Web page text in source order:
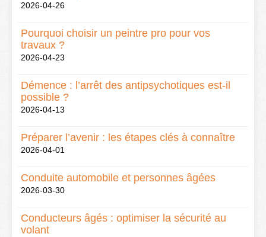
2026-04-26
Pourquoi choisir un peintre pro pour vos
travaux ?
2026-04-23
Démence : l’arrêt des antipsychotiques est-il
possible ?
2026-04-13
Préparer l’avenir : les étapes clés à connaître
2026-04-01
Conduite automobile et personnes âgées
2026-03-30
Conducteurs âgés : optimiser la sécurité au
volant